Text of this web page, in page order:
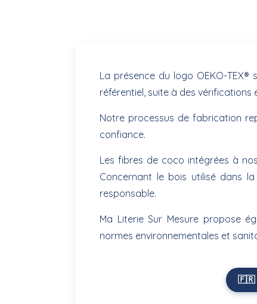
La présence du logo OEKO-
référentiel, suite à des
Notre processus de fabrication
confiance.
Les fibres de coco intégrées à
Concernant le bois utilisé dans
responsable.
Ma Literie Sur Mesure propose
normes environnementales et
🇫🇷